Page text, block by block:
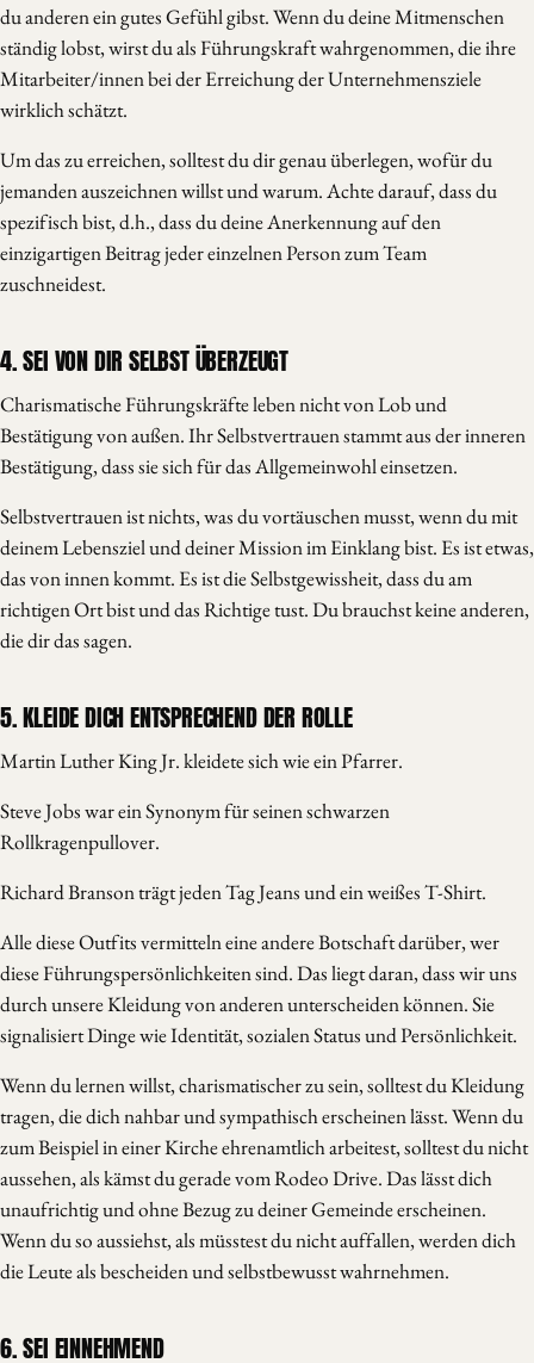
du anderen ein gutes Gefühl gibst. Wenn du deine Mitmenschen
ständig lobst, wirst du als Führungskraft wahrgenommen, die ihre
Mitarbeiter/innen bei der Erreichung der Unternehmensziele
wirklich schätzt.
Um das zu erreichen, solltest du dir genau überlegen, wofür du
jemanden auszeichnen willst und warum. Achte darauf, dass du
spezifisch bist, d.h., dass du deine Anerkennung auf den
einzigartigen Beitrag jeder einzelnen Person zum Team
zuschneidest.
4. SEI VON DIR SELBST ÜBERZEUGT
Charismatische Führungskräfte leben nicht von Lob und
Bestätigung von außen. Ihr Selbstvertrauen stammt aus der inneren
Bestätigung, dass sie sich für das Allgemeinwohl einsetzen.
Selbstvertrauen ist nichts, was du vortäuschen musst, wenn du mit
deinem Lebensziel und deiner Mission im Einklang bist. Es ist etwas,
das von innen kommt. Es ist die Selbstgewissheit, dass du am
richtigen Ort bist und das Richtige tust. Du brauchst keine anderen,
die dir das sagen.
5. KLEIDE DICH ENTSPRECHEND DER ROLLE
Martin Luther King Jr. kleidete sich wie ein Pfarrer.
Steve Jobs war ein Synonym für seinen schwarzen
Rollkragenpullover.
Richard Branson trägt jeden Tag Jeans und ein weißes T-Shirt.
Alle diese Outfits vermitteln eine andere Botschaft darüber, wer
diese Führungspersönlichkeiten sind. Das liegt daran, dass wir uns
durch unsere Kleidung von anderen unterscheiden können. Sie
signalisiert Dinge wie Identität, sozialen Status und Persönlichkeit.
Wenn du lernen willst, charismatischer zu sein, solltest du Kleidung
tragen, die dich nahbar und sympathisch erscheinen lässt. Wenn du
zum Beispiel in einer Kirche ehrenamtlich arbeitest, solltest du nicht
aussehen, als kämst du gerade vom Rodeo Drive. Das lässt dich
unaufrichtig und ohne Bezug zu deiner Gemeinde erscheinen.
Wenn du so aussiehst, als müsstest du nicht auffallen, werden dich
die Leute als bescheiden und selbstbewusst wahrnehmen.
6. SEI EINNEHMEND